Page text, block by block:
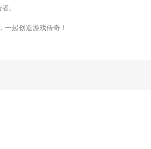
。
起创造游戏传奇！